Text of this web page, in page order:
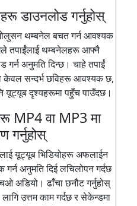
डाउनलोड गर्नुहोस्
थम्बनेल बचत गर्न आवश्यक
तपाईंलाई थम्बनेलहरू आफ्नै
गर्न अनुमति दिन्छ। चाहे तपाईं
केवल सन्दर्भ छविहरू आवश्यक छ,
यूट्यूब दृश्यहरूमा पहुँच पाउँदछ।
MP4 वा MP3 मा
गर्नुहोस्
यूट्यूब भिडियोहरू अफलाईन
गर्न अनुमति दिई लचिलोपन गर्दछ
अडियो। ढाँचा छनौट गर्नुहोस्
उत्तम काम गर्दछ र सेकेन्डमा